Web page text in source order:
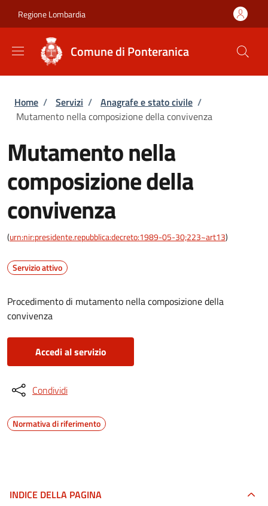
Regione Lombardia
Comune di Ponteranica
Briciole di pane
Home / Servizi / Anagrafe e stato civile /
Mutamento nella composizione della convivenza
Mutamento nella
composizione della
convivenza
(urn:nir:presidente.repubblica:decreto:1989-05-30;223~art13)
Servizio attivo
Procedimento di mutamento nella composizione della
convivenza
Accedi al servizio
Condividi
Normativa di riferimento
INDICE DELLA PAGINA